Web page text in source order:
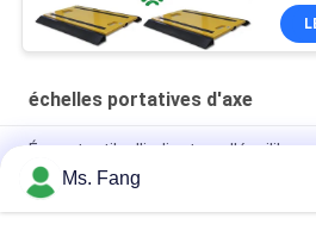
échelles portatives d'axe
Écran tactile d'indicateur d'équilibre
l'équipement de pesage supporté
Balances portables sans fil pour
Ms. Fang